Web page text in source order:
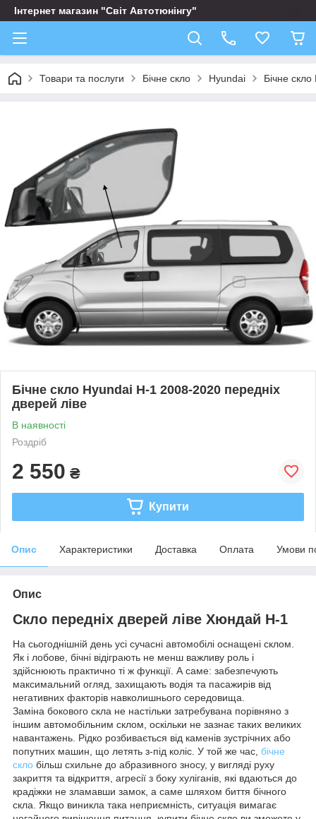
Інтернет магазин "Світ Автотюнінгу"
Товари та послуги Бічне скло Hyundai Бічне
Бічне скло Hyundai H-1 2008-2020 передніх
дверей ліве
В наявності
Роздріб
2 550 ₴
Купити
Опис Характеристики Доставка Оплата Умови
Опис
Скло передніх дверей ліве Хюндай Н-1
На сьогоднішній день усі сучасні автомобілі оснащені склом.
Як і лобове, бічні відіграють не менш важливу роль і
здійснюють практично ті ж функції. А саме: забезпечують
максимальний огляд, захищають водія та пасажирів від
негативних факторів навколишнього середовища.
Заміна бокового скла не настільки затребувана порівняно з
іншим автомобільним склом, оскільки не зазнає таких великих
навантажень. Рідко розбивається від каменів зустрічних або
попутних машин, що летять з-під коліс. У той же час, бічне
скло більш схильне до абразивного зносу, у вигляді руху
закриття та відкриття, агресії з боку хуліганів, які вдаються до
крадіжки не зламавши замок, а саме шляхом биття бічного
скла. Якщо виникла така неприємність, ситуація вимагає